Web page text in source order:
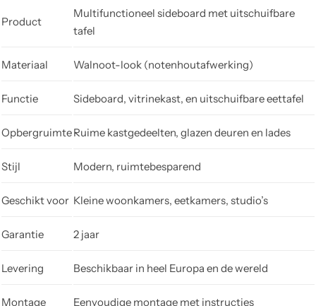
Product
Multifunctioneel sideboard met uitschuifbare
tafel
Materiaal Walnoot-look (notenhoutafwerking)
Functie Sideboard, vitrinekast, en uitschuifbare eettafel
OpbergruimteRuime kastgedeelten, glazen deuren en lades
Stijl Modern, ruimtebesparend
Geschikt voor Kleine woonkamers, eetkamers, studio’s
Garantie 2 jaar
Levering Beschikbaar in heel Europa en de wereld
Montage Eenvoudige montage met instructies